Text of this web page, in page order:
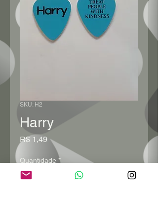
SKU: H2
Harry
R$ 1,49Preço
Quantidade *